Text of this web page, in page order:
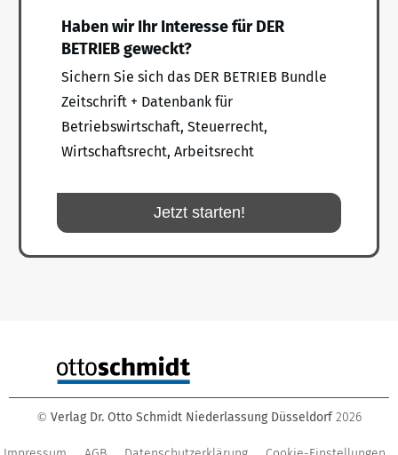
Haben wir Ihr Interesse für DER
BETRIEB geweckt?
Sichern Sie sich das DER BETRIEB Bundle
Zeitschrift + Datenbank für
Betriebswirtschaft, Steuerrecht,
Wirtschaftsrecht, Arbeitsrecht
Jetzt starten!
© Verlag Dr. Otto Schmidt Niederlassung Düsseldorf 2026